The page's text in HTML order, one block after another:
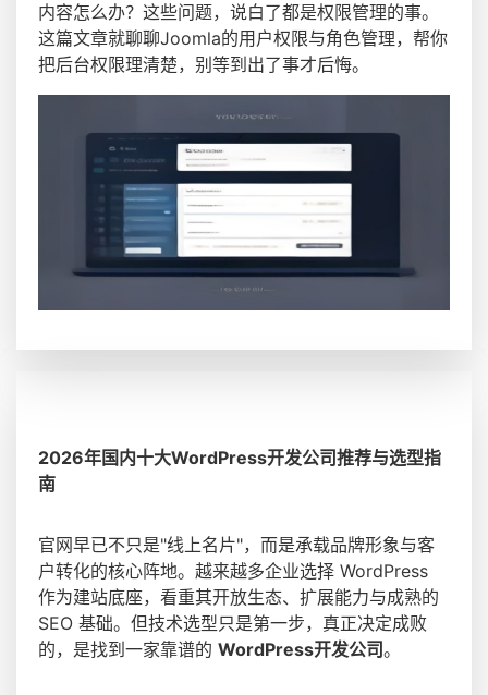
内容怎么办？这些问题，说白了都是权限管理的事。
这篇文章就聊聊Joomla的用户权限与角色管理，帮你
把后台权限理清楚，别等到出了事才后悔。
2026年国内十大WordPress开发公司推荐与选型指
南
官网早已不只是"线上名片"，而是承载品牌形象与客
户转化的核心阵地。越来越多企业选择 WordPress
作为建站底座，看重其开放生态、扩展能力与成熟的
SEO 基础。但技术选型只是第一步，真正决定成败
的，是找到一家靠谱的 WordPress开发公司。